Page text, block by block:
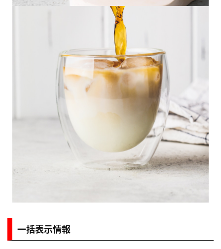
一括表示情報